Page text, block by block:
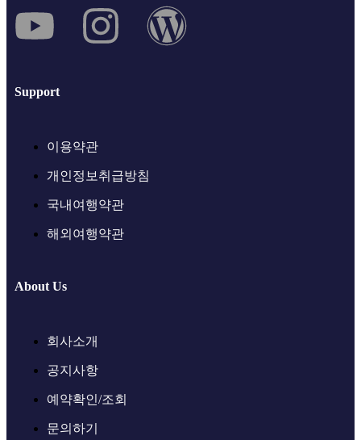
Support
이용약관
개인정보취급방침
국내여행약관
해외여행약관
About Us
회사소개
공지사항
예약확인/조회
문의하기